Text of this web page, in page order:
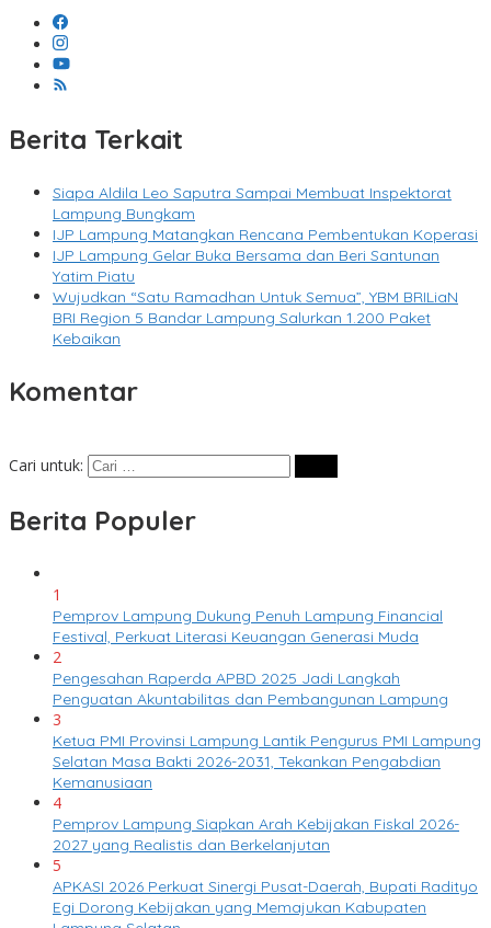
Berita Terkait
Siapa Aldila Leo Saputra Sampai Membuat Inspektorat
Lampung Bungkam
IJP Lampung Matangkan Rencana Pembentukan Koperasi
IJP Lampung Gelar Buka Bersama dan Beri Santunan
Yatim Piatu
Wujudkan “Satu Ramadhan Untuk Semua”, YBM BRILiaN
BRI Region 5 Bandar Lampung Salurkan 1.200 Paket
Kebaikan
Komentar
Cari untuk:
Berita Populer
1
Pemprov Lampung Dukung Penuh Lampung Financial
Festival, Perkuat Literasi Keuangan Generasi Muda
2
Pengesahan Raperda APBD 2025 Jadi Langkah
Penguatan Akuntabilitas dan Pembangunan Lampung
3
Ketua PMI Provinsi Lampung Lantik Pengurus PMI Lampung
Selatan Masa Bakti 2026-2031, Tekankan Pengabdian
Kemanusiaan
4
Pemprov Lampung Siapkan Arah Kebijakan Fiskal 2026-
2027 yang Realistis dan Berkelanjutan
5
APKASI 2026 Perkuat Sinergi Pusat-Daerah, Bupati Radityo
Egi Dorong Kebijakan yang Memajukan Kabupaten